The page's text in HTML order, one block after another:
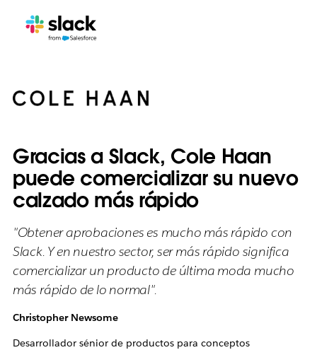
Gracias a Slack, Cole Haan
puede comercializar su nuevo
calzado más rápido
"Obtener aprobaciones es mucho más rápido con
Slack. Y en nuestro sector, ser más rápido significa
comercializar un producto de última moda mucho
más rápido de lo normal".
Christopher Newsome
Desarrollador sénior de productos para conceptos